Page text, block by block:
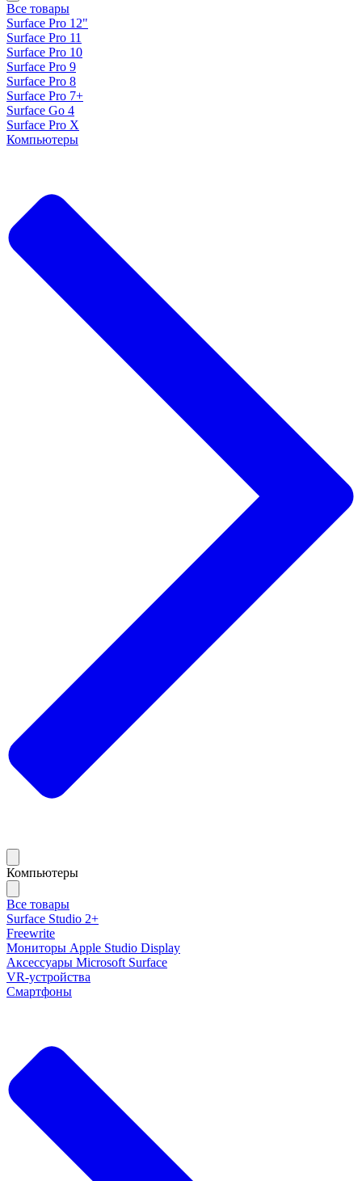
Все товары
Surface Pro 12"
Surface Pro 11
Surface Pro 10
Surface Pro 9
Surface Pro 8
Surface Pro 7+
Surface Go 4
Surface Pro X
Компьютеры
Компьютеры
Все товары
Surface Studio 2+
Freewrite
Мониторы Apple Studio Display
Аксессуары Microsoft Surface
VR-устройства
Смартфоны